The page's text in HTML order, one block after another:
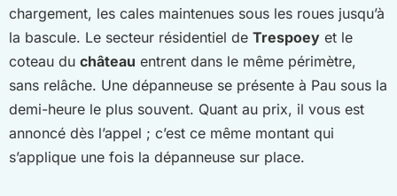
chargement, les cales maintenues sous les roues jusqu’à
la bascule. Le secteur résidentiel de Trespoey et le
coteau du château entrent dans le même périmètre,
sans relâche. Une dépanneuse se présente à Pau sous la
demi-heure le plus souvent. Quant au prix, il vous est
annoncé dès l’appel ; c’est ce même montant qui
s’applique une fois la dépanneuse sur place.